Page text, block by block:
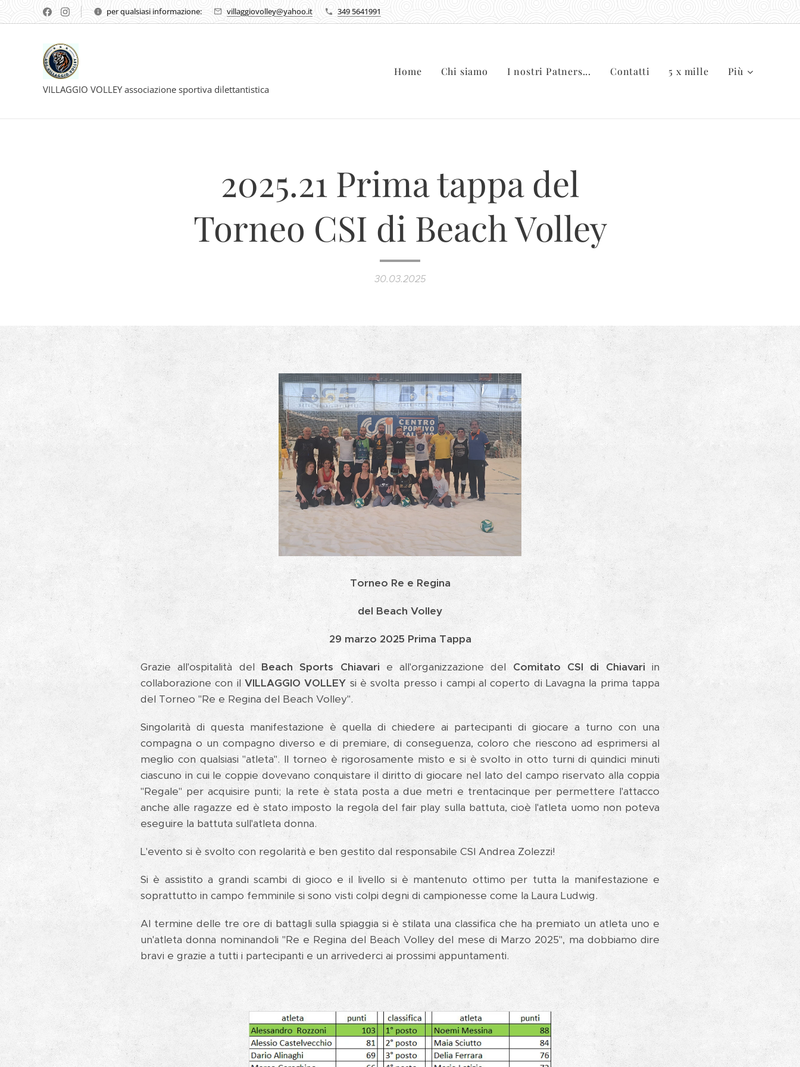
per qualsiasi informazione: villaggiovolley@yahoo.it 349 5641991
VILLAGGIO VOLLEY associazione sportiva dilettantistica
Home Chi siamo I nostri Patners... Contatti 5 x mille Più
2025.21 Prima tappa del
Torneo CSI di Beach Volley
30.03.2025
Torneo Re e Regina
del Beach Volley
29 marzo 2025 Prima Tappa
Grazie all'ospitalità delBeach Sports Chiavarie all'organizzazione del Comitato CSI di Chiavariin
collaborazione con ilVILLAGGIO VOLLEY si è svolta presso i campi al coperto di Lavagna la prima tappa
del Torneo "Re e Regina del Beach Volley".
Singolarità di questa manifestazione è quella di chiedere ai partecipanti di giocare a turno con una
compagna o un compagno diverso e di premiare, di conseguenza, coloro che riescono ad esprimersi al
meglio con qualsiasi "atleta". Il torneo è rigorosamente misto e si è svolto in otto turni di quindici minuti
ciascuno in cui le coppie dovevano conquistare il diritto di giocare nel lato del campo riservato alla coppia
"Regale" per acquisire punti; la rete è stata posta a due metri e trentacinque per permettere l'attacco
anche alle ragazze ed è stato imposto la regola del fair play sulla battuta, cioè l'atleta uomo non poteva
eseguire la battuta sull'atleta donna.
L'evento si è svolto con regolarità e ben gestito dal responsabile CSI Andrea Zolezzi!
Si è assistito a grandi scambi di gioco e il livello si è mantenuto ottimo per tutta la manifestazione e
soprattutto in campo femminile si sono visti colpi degni di campionesse come la Laura Ludwig.
Al termine delle tre ore di battagli sulla spiaggia si è stilata una classifica che ha premiato un atleta uno e
un'atleta donna nominandoli "Re e Regina del Beach Volley del mese di Marzo 2025", ma dobbiamo dire
bravi e grazie a tutti i partecipanti e un arrivederci ai prossimi appuntamenti.